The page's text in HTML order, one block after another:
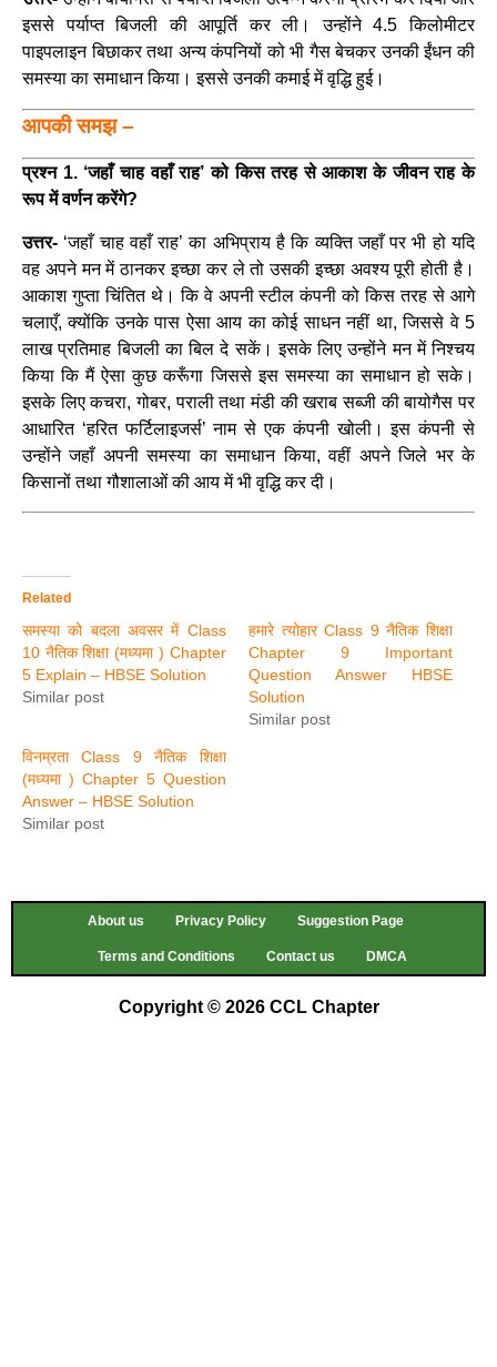
इससे पर्याप्त बिजली की आपूर्ति कर ली। उन्होंने 4.5 किलोमीटर
पाइपलाइन बिछाकर तथा अन्य कंपनियों को भी गैस बेचकर उनकी ईंधन की
समस्या का समाधान किया। इससे उनकी कमाई में वृद्धि हुई।
आपकी समझ –
प्रश्न 1. ‘जहाँ चाह वहाँ राह’ को किस तरह से आकाश के जीवन राह के
रूप में वर्णन करेंगे?
उत्तर- ‘जहाँ चाह वहाँ राह’ का अभिप्राय है कि व्यक्ति जहाँ पर भी हो यदि
वह अपने मन में ठानकर इच्छा कर ले तो उसकी इच्छा अवश्य पूरी होती है।
आकाश गुप्ता चिंतित थे। कि वे अपनी स्टील कंपनी को किस तरह से आगे
चलाएँ, क्योंकि उनके पास ऐसा आय का कोई साधन नहीं था, जिससे वे 5
लाख प्रतिमाह बिजली का बिल दे सकें। इसके लिए उन्होंने मन में निश्चय
किया कि मैं ऐसा कुछ करूँगा जिससे इस समस्या का समाधान हो सके।
इसके लिए कचरा, गोबर, पराली तथा मंडी की खराब सब्जी की बायोगैस पर
आधारित ‘हरित फर्टिलाइजर्स’ नाम से एक कंपनी खोली। इस कंपनी से
उन्होंने जहाँ अपनी समस्या का समाधान किया, वहीं अपने जिले भर के
किसानों तथा गौशालाओं की आय में भी वृद्धि कर दी।
Related
समस्या को बदला अवसर में Class
10 नैतिक शिक्षा (मध्यमा ) Chapter
5 Explain – HBSE Solution
Similar post
हमारे त्योहार Class 9 नैतिक शिक्षा
Chapter 9 Important
Question Answer HBSE
Solution
Similar post
विनम्रता Class 9 नैतिक शिक्षा
(मध्यमा ) Chapter 5 Question
Answer – HBSE Solution
Similar post
About us Privacy Policy Suggestion Page
Terms and Conditions Contact us DMCA
Copyright © 2026 CCL Chapter